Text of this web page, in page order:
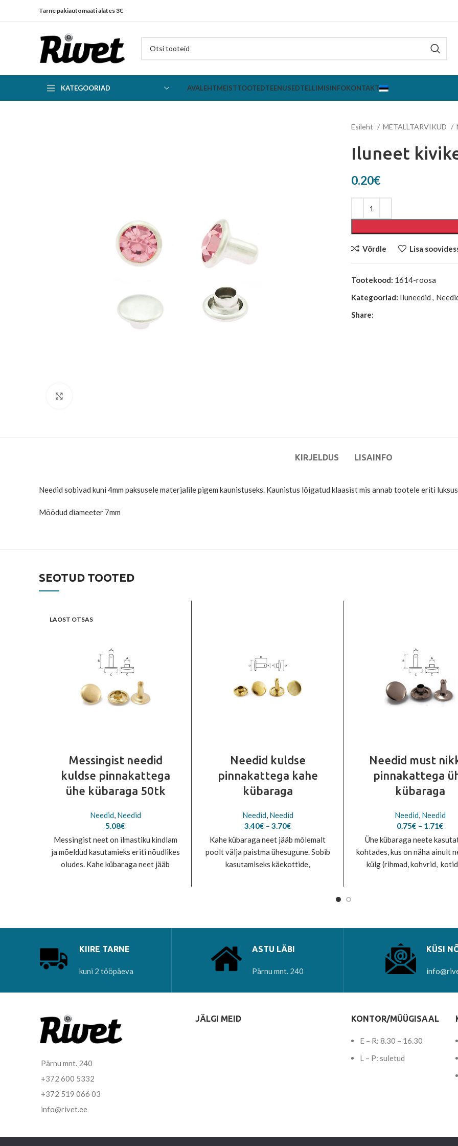
Tarne pakiautomaati alates 3€
KATEGOORIAD AVALEHTMEISTTOOTEDTEENUSEDTELLIMISINFOKONTAKT
Esileht METALLTARVIKUD
Iluneet
0.20€
Võrdle Lisa
Tootekood: 1614-roosa
Kategooriad: Iluneedid ,
Share:
KIRJELDUS LISAINFO
Needid sobivad kuni 4mm paksusele materjalile pigem kaunistuseks. Kaunistus lõigatud klaasist mis annab tootele eriti
Mõõdud diameeter 7mm
SEOTUD TOOTED
LAOST OTSAS
Messingist needid
kuldse pinnakattega
ühe kübaraga 50tk
Needid, Needid
5.08€
Messingist neet on ilmastiku kindlam
ja mõeldud kasutamieks eriti nõudlikes
oludes. Kahe kübaraga neet jääb
Needid kuldse
pinnakattega kahe
kübaraga
Needid, Needid
3.40€ – 3.70€Price
range:
3.40€
through
3.70€
Kahe kübaraga neet jääb mõlemalt
poolt välja paistma ühesugune. Sobib
kasutamiseks käekottide,
Needid must
pinnakattega
kübaraga
Needid, Needid
0.75€ – 1.71€
Ühe kübaraga neete
kohtades, kus on näha ainult
külg (rihmad, kohvrid,
KIIRE TARNE
kuni 2 tööpäeva
ASTU LÄBI
Pärnu mnt. 240
KÜSI
Pärnu mnt. 240
+372 600 5332
+372 519 066 03
info@rivet.ee
JÄLGI MEID KONTOR/MÜÜGISAAL
E – R: 8.30 – 16.30
L – P: suletud